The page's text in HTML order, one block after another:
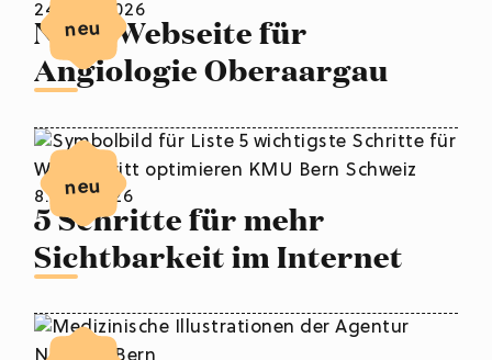
24. Juli 2026
Neue Webseite für
Angiologie Oberaargau
neu
8. Juli 2026
5 Schritte für mehr
Sichtbarkeit im Internet
neu